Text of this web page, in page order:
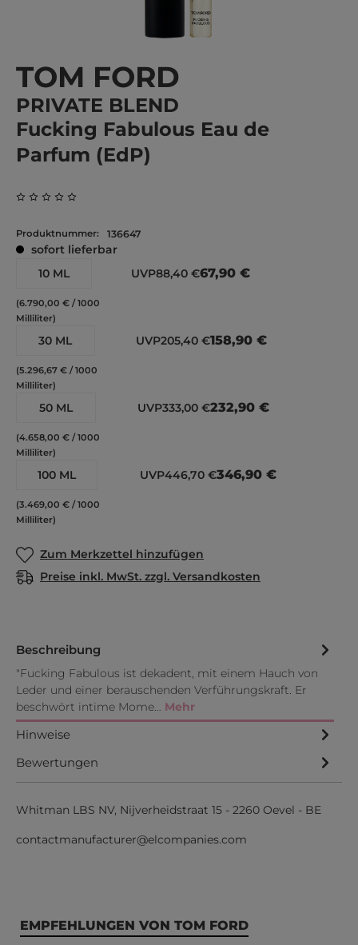
TOM FORD
PRIVATE BLEND
Fucking Fabulous Eau de
Parfum (EdP)
Produktnummer: 136647
sofort lieferbar
10 ML
(6.790,00 € / 1000
Milliliter)
UVP88,40 €67,90 €
30 ML
(5.296,67 € / 1000
Milliliter)
UVP205,40 €158,90 €
50 ML
(4.658,00 € / 1000
Milliliter)
UVP333,00 €232,90 €
100 ML
(3.469,00 € / 1000
Milliliter)
UVP446,70 €346,90 €
Zum Merkzettel hinzufügen
Preise inkl. MwSt. zzgl. Versandkosten
Beschreibung
"Fucking Fabulous ist dekadent, mit einem Hauch von
Leder und einer berauschenden Verführungskraft. Er
beschwört intime Mome… Mehr
Hinweise
Bewertungen
Whitman LBS NV, Nijverheidstraat 15 - 2260 Oevel - BE
contactmanufacturer@elcompanies.com
Produktgalerie überspringen
EMPFEHLUNGEN VON TOM FORD